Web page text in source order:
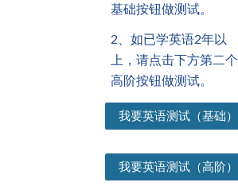
基础按钮做测试。
2、如已学英语2年以
上，请点击下方第二个
高阶按钮做测试。
我要英语测试（基础）
我要英语测试（高阶）